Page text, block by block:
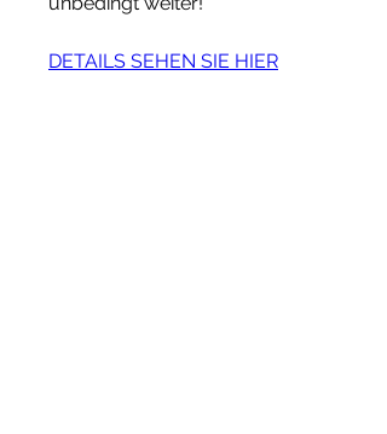
DETAILS SEHEN SIE HIER